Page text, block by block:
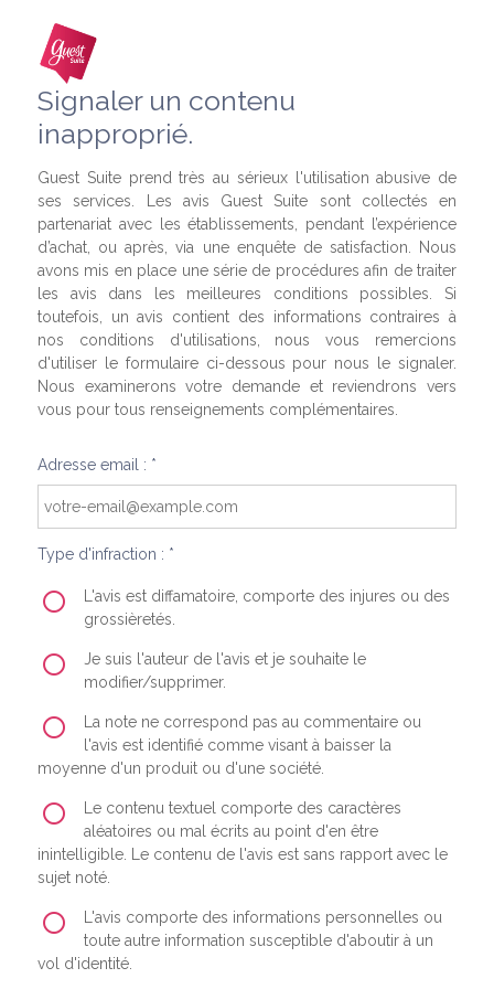
Signaler un contenu
inapproprié.
Guest Suite prend très au sérieux l'utilisation abusive de
ses services. Les avis Guest Suite sont collectés en
partenariat avec les établissements, pendant l’expérience
d’achat, ou après, via une enquête de satisfaction. Nous
avons mis en place une série de procédures afin de traiter
les avis dans les meilleures conditions possibles. Si
toutefois, un avis contient des informations contraires à
nos conditions d'utilisations, nous vous remercions
d'utiliser le formulaire ci-dessous pour nous le signaler.
Nous examinerons votre demande et reviendrons vers
vous pour tous renseignements complémentaires.
Adresse email : *
Type d'infraction : *
L'avis est diffamatoire, comporte des injures ou des
grossièretés.
Je suis l'auteur de l'avis et je souhaite le
modifier/supprimer.
La note ne correspond pas au commentaire ou
l'avis est identifié comme visant à baisser la
moyenne d'un produit ou d'une société.
Le contenu textuel comporte des caractères
aléatoires ou mal écrits au point d'en être
inintelligible. Le contenu de l'avis est sans rapport avec le
sujet noté.
L'avis comporte des informations personnelles ou
toute autre information susceptible d'aboutir à un
vol d'identité.